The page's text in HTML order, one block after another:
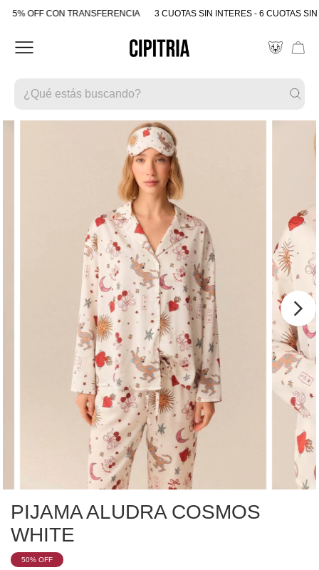
5% OFF CON TRANSFERENCIA 3 CUOTAS SIN INTERES - 6 CUOTAS
PIJAMA ALUDRA COSMOS
WHITE
50% OFF